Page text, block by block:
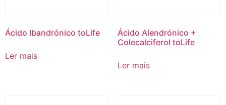
Ácido Ibandrónico toLife
Ler mais
Ácido Alendrónico +
Colecalciferol toLife
Ler mais